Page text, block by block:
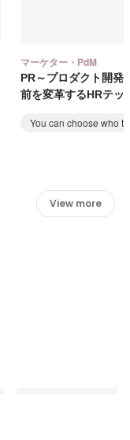
マーケター・PdM
PR～プロダクト開発
前を変革するHRテッ
You can choose who
View more